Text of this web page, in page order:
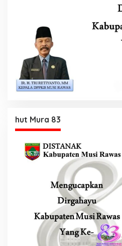
hut Mura 83